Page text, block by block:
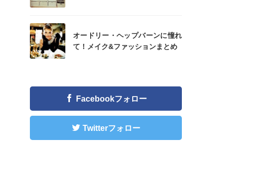
オードリー・ヘップバーンに憧れ
て！メイク&ファッションまとめ
Facebookフォロー
Twitterフォロー